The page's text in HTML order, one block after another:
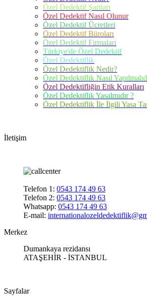
Özel Dedektif Şartları
Özel Dedektif Nasıl Olunur
Özel Dedektif Ücretleri
Özel Dedektif Büroları
Özel Dedektif Firmaları
Türkiye'de Özel Dedektif
Özel Dedektiflik
Özel Dedektiflik Nedir?
Özel Dedektiflik Nasıl
Özel Dedektifliğin Etik Kuralları
Özel Dedektiflik Yasalmıdır ?
Özel Dedektiflik İle İlgili Yasa
İletişim
Telefon 1: 0543 174 49 63
Telefon 2: 0543 174 49 63
Whatsapp: 0543 174 49 63
E-mail:
Merkez
Dumankaya rezidansı
ATAŞEHİR - İSTANBUL
Sayfalar